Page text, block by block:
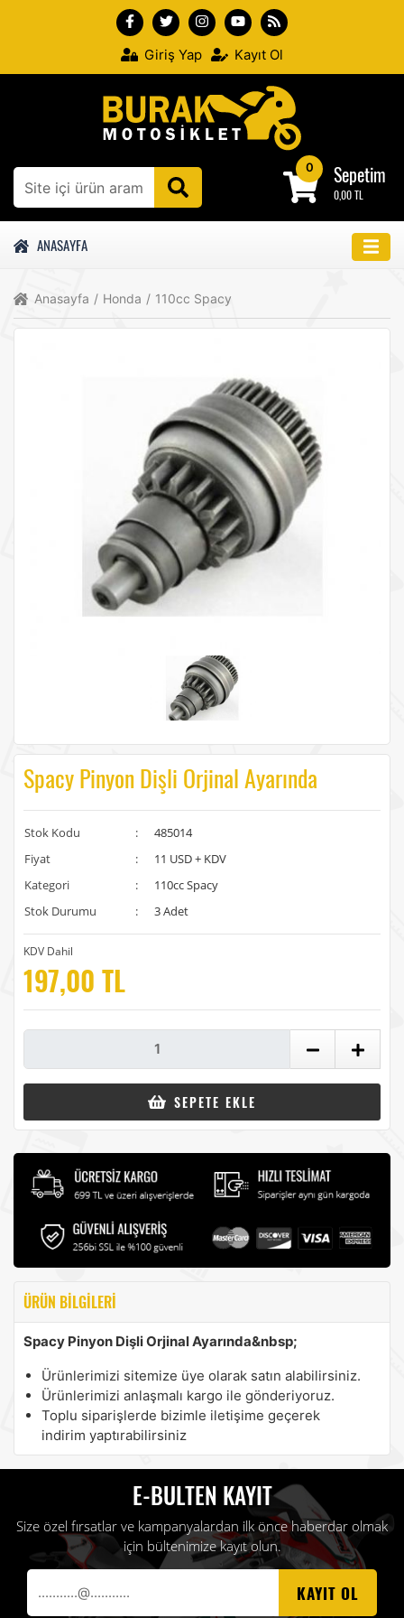
Giriş Yap Kayıt Ol
0 Sepetim
0,00 TL
ANASAYFA
Anasayfa / Honda / 110cc Spacy
Spacy Pinyon Dişli Orjinal Ayarında
Stok Kodu :
485014
Fiyat
:
11 USD + KDV
Kategori
:
110cc Spacy
Stok Durumu
: 3 Adet
KDV Dahil
197,00 TL
SEPETE EKLE
ÜRÜN BILGILERI
Spacy Pinyon Dişli Orjinal Ayarında&nbsp;
Ürünlerimizi sitemize üye olarak satın alabilirsiniz.
Ürünlerimizi anlaşmalı kargo ile gönderiyoruz.
Toplu siparişlerde bizimle iletişime geçerek
indirim yaptırabilirsiniz
E-BULTEN KAYIT
Size özel fırsatlar ve kampanyalardan ilk önce haberdar olmak
için bültenimize kayıt olun.
KAYIT OL